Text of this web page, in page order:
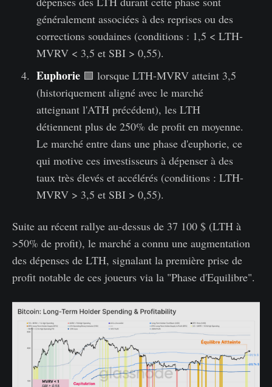
généralement associées à des reprises ou des
corrections soudaines (conditions : 1,5 < LTH-
MVRV < 3,5 et SBI > 0,55).
Euphorie🟩 lorsque LTH-MVRV atteint 3,5
(historiquement aligné avec le marché
atteignant l'ATH précédent), les LTH
détiennent plus de 250% de profit en moyenne.
Le marché entre dans une phase d'euphorie, ce
qui motive ces investisseurs à dépenser à des
taux très élevés et accélérés (conditions : LTH-
MVRV > 3,5 et SBI > 0,55).
Suite au récent rallye au-dessus de 37 100 $ (LTH à
>50% de profit), le marché a connu une augmentation
des dépenses de LTH, signalant la première prise de
profit notable de ces joueurs via la "Phase d'Equilibre".